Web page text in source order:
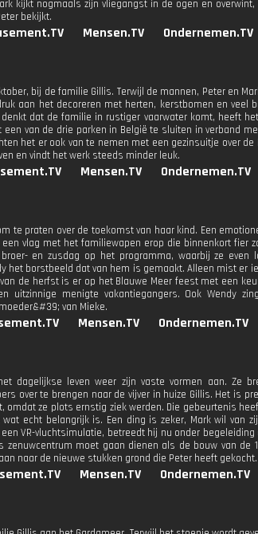
kijkt nogmaals zijn vliegangst in de ogen en
bekijkt.
Mensen.TV Ondernemen.TV
bij de familie Gillis. Terwijl de mannen, Peter en
aan het decoreren met herten, kerstbomen en veel
dat de familie in rustiger vaarwater komt, heeft
van de drie parken in België te sluiten in verband
het er ook van te nemen met een gezinsuitje over
en vindt het werk steeds minder leuk.
Mensen.TV Ondernemen.TV
te praten over de toekomst van haar kind. Een
vlag met het familiewapen erop die binnenkort fier
en zusdag op het programma, waarbij ze even
het borstbeeld dat van hem is gemaakt. Alleen mist er
de herfst is er op het Blauwe Meer feest met een
uitzinnige menigte vakantiegangers. Ook Wendy
van Mieke.
Mensen.TV Ondernemen.TV
dagelijkse leven weer zijn vaste vormen aan. Ze
over te brengen naar de vijver in huize Gillis. Het is
omdat ze plots ernstig ziek werden. Die gebeurtenis
echt belangrijk is. Een ding is zeker, Mark wil van
VR-vluchtsimulatie, betreedt hij nu onder
moet gaan dienen als de bouw van de
naar de nieuwe stukken grond die Peter heeft gekocht.
Mensen.TV Ondernemen.TV